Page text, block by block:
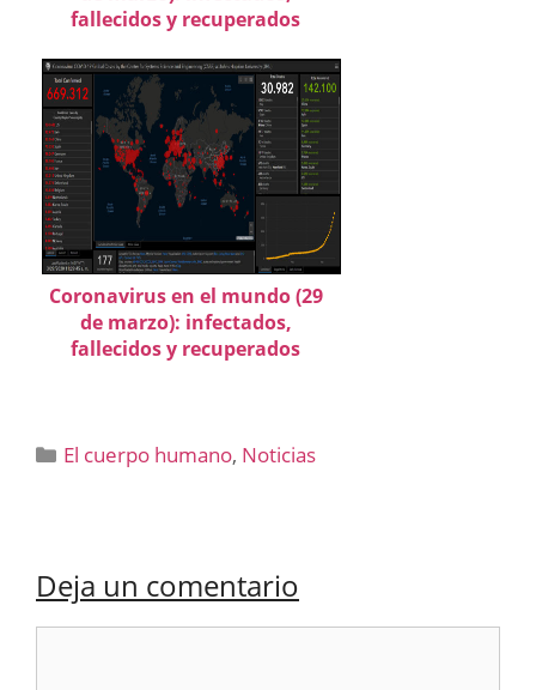
fallecidos y recuperados
Coronavirus en el mundo (29
de marzo): infectados,
fallecidos y recuperados
Categorías
El cuerpo humano, Noticias
Deja un comentario